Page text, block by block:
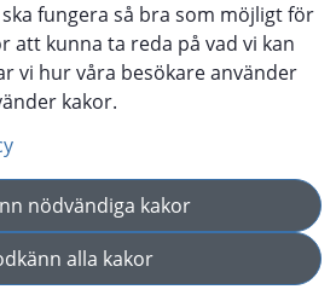
fungera så bra som möjligt för
att kunna ta reda på vad vi kan
vi hur våra besökare använder
kakor.
nödvändiga kakor
alla kakor
- ENG
Information - DE